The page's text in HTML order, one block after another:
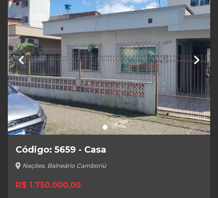
keyboard_arrow_left keyboard_arrow_right
Código: 5659 - Casa
location_on Nações, Balneário Camboriú
R$ 1.750.000,00